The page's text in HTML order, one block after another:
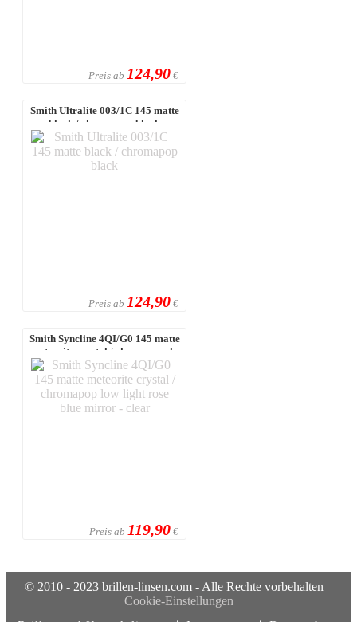
Preis ab 124,90 €
Smith Ultralite 003/1C 145 matte
black / chromapop black
Preis ab 124,90 €
Smith Syncline 4QI/G0 145 matte
meteorite crystal / chromapop lo
...
Preis ab 119,90 €
© 2010 - 2023 brillen-linsen.com - Alle Rechte vorbehalten
Cookie-Einstellungen